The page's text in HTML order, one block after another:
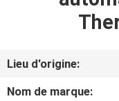
A
Lieu d'origine:
Nom de marque: